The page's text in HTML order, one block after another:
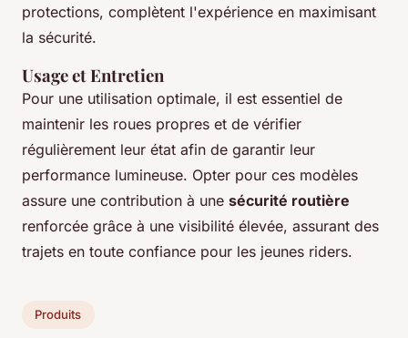
protections, complètent l'expérience en maximisant
la sécurité.
Usage et Entretien
Pour une utilisation optimale, il est essentiel de
maintenir les roues propres et de vérifier
régulièrement leur état afin de garantir leur
performance lumineuse. Opter pour ces modèles
assure une contribution à une sécurité routière
renforcée grâce à une visibilité élevée, assurant des
trajets en toute confiance pour les jeunes riders.
Produits